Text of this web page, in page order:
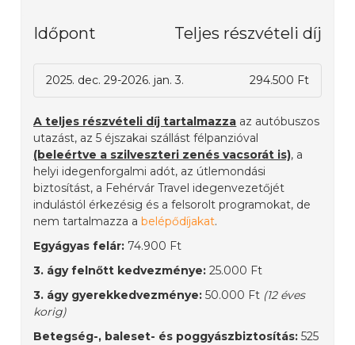
Időpont Teljes részvételi díj
2025. dec. 29-2026. jan. 3. 294.500 Ft
A teljes részvételi díj tartalmazza az autóbuszos
utazást, az 5 éjszakai szállást félpanzióval
(beleértve a szilveszteri zenés vacsorát is), a
helyi idegenforgalmi adót, az útlemondási
biztosítást, a Fehérvár Travel idegenvezetőjét
indulástól érkezésig és a felsorolt programokat, de
nem tartalmazza abelépődíjakat.
Egyágyas felár: 74.900 Ft
3. ágy felnőtt kedvezménye: 25.000 Ft
3. ágy gyerekkedvezménye: 50.000 Ft (12 éves
korig)
Betegség-, baleset- és poggyászbiztosítás: 525